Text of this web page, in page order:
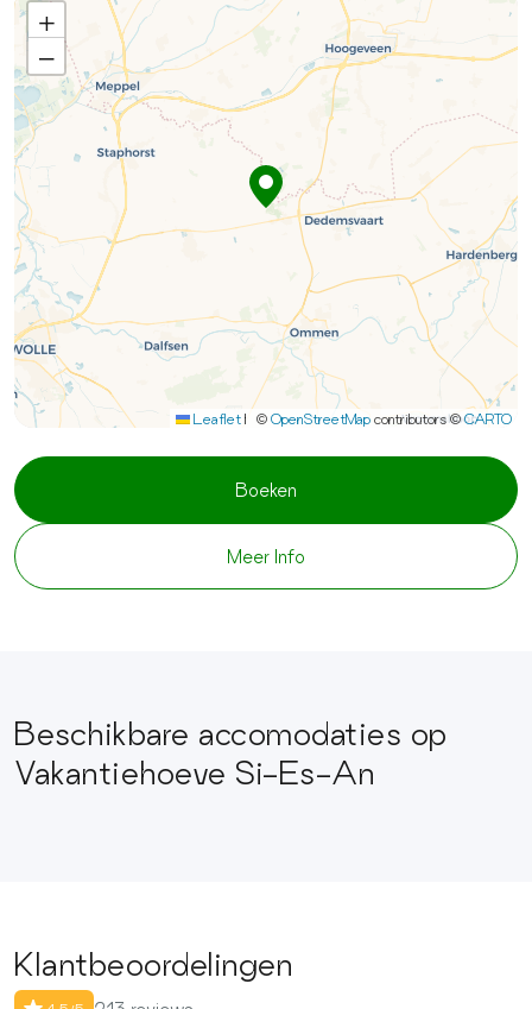
+
−
Leaflet | © OpenStreetMap contributors ©CARTO
Boeken
Meer Info
Beschikbare accomodaties op
Vakantiehoeve Si-Es-An
Klantbeoordelingen